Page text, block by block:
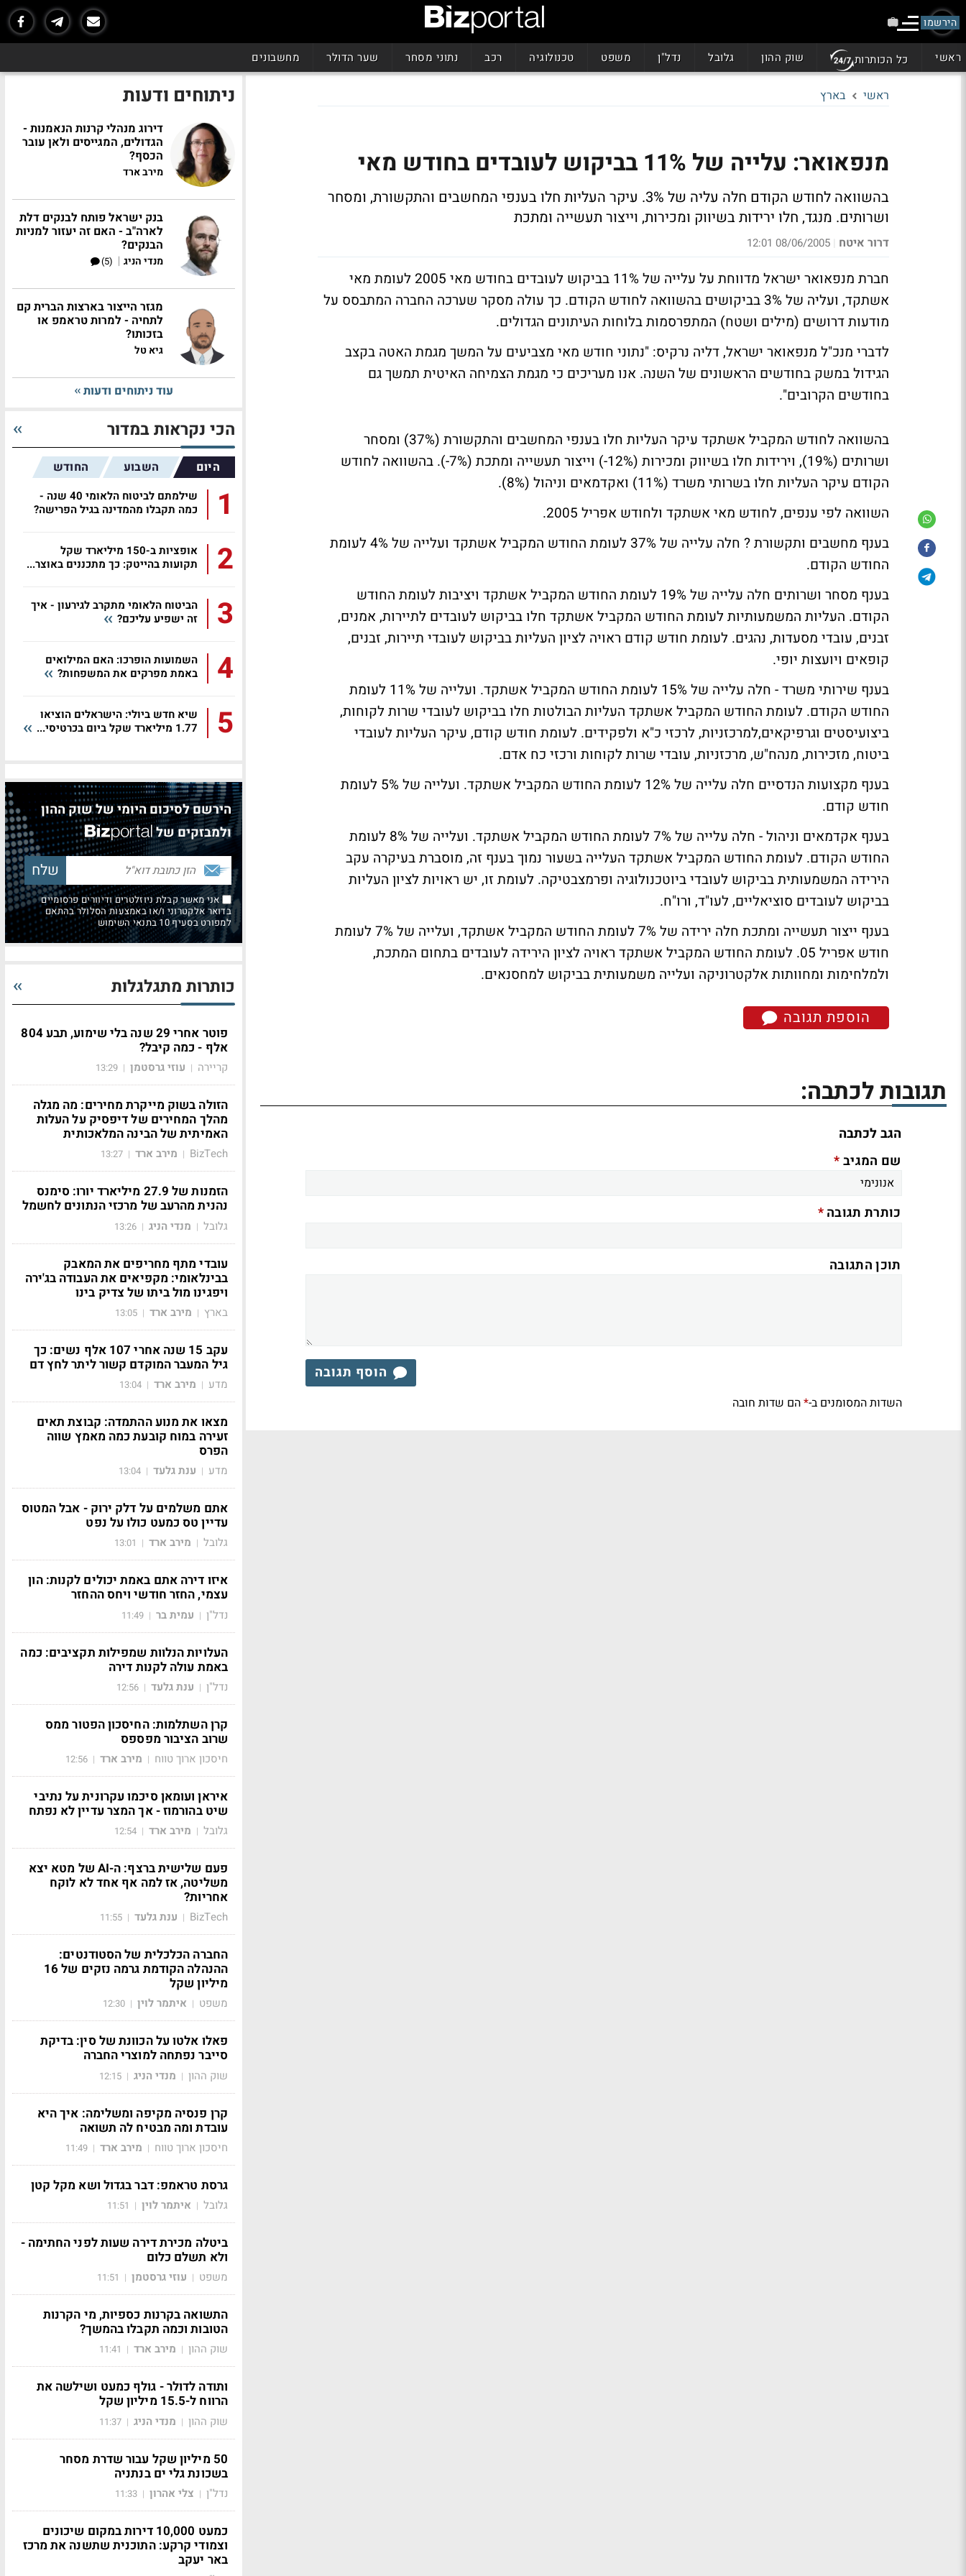
הירשמו
ראשי כל הכותרות שוק ההון גלובל נדל"ן משפט טכנולוגיה רכב נתוני מסחר שער הדולר מחשבונים
ראשי בארץ
מנפאואר: עלייה של 11% בביקוש לעובדים בחודש מאי
בהשוואה לחודש הקודם חלה עליה של 3%. עיקר העליות חלו בענפי המחשבים והתקשורת, ומסחר
ושרותים. מנגד, חלו ירידות בשיווק ומכירות, וייצור תעשייה ומתכת
דרור איטח |
08/06/2005 12:01
חברת מנפאואר ישראל מדווחת על עלייה של 11% בביקוש לעובדים בחודש מאי 2005 לעומת מאי
אשתקד, ועליה של 3% בביקושים בהשוואה לחודש הקודם. כך עולה מסקר שערכה החברה המתבסס על
מודעות דרושים (מילים ושטח) המתפרסמות בלוחות העיתונים הגדולים.
לדברי מנכ"ל מנפאואר ישראל, דליה נרקיס: "נתוני חודש מאי מצביעים על המשך מגמת האטה בקצב
הגידול במשק בחודשים הראשונים של השנה. אנו מעריכים כי מגמת הצמיחה האיטית תמשך גם
בחודשים הקרובים".
בהשוואה לחודש המקביל אשתקד עיקר העליות חלו בענפי המחשבים והתקשורת (37%) ומסחר
ושרותים (19%), וירידות חלו בשיווק ומכירות (12%-) וייצור תעשייה ומתכת (7%-). בהשוואה לחודש
הקודם עיקר העליות חלו בשרותי משרד (11%) ואקדמאים וניהול (8%).
השוואה לפי ענפים, לחודש מאי אשתקד ולחודש אפריל 2005
.
בענף מחשבים ותקשורת ? חלה עלייה של 37% לעומת החודש המקביל אשתקד ועלייה של 4% לעומת
החודש הקודם.
בענף מסחר ושרותים חלה עלייה של 19% לעומת החודש המקביל אשתקד ויציבות לעומת החודש
הקודם. העליות המשמעותיות לעומת החודש המקביל אשתקד חלו בביקוש לעובדים לתיירות, אמנים,
זבנים, עובדי מסעדות, נהגים. לעומת חודש קודם ראויה לציון העליות בביקוש לעובדי תיירות, זבנים,
קופאים ויועצות יופי.
בענף שירותי משרד - חלה עלייה של 15% לעומת החודש המקביל אשתקד. ועלייה של 11% לעומת
החודש הקודם. לעומת החודש המקביל אשתקד העליות הבולטות חלו בביקוש לעובדי שרות לקוחות,
ביצועיסטים וגרפיקאים,למרכזניות, לרכזי כ"א ולפקידים. לעומת חודש קודם, עיקר העליות לעובדי
ביטוח, מזכירות, מנהח"ש, מרכזניות, עובדי שרות לקוחות ורכזי כח אדם.
בענף מקצועות הנדסיים חלה עלייה של 12% לעומת החודש המקביל אשתקד. ועלייה של 5% לעומת
חודש קודם.
בענף אקדמאים וניהול - חלה עלייה של 7% לעומת החודש המקביל אשתקד. ועלייה של 8% לעומת
החודש הקודם. לעומת החודש המקביל אשתקד העלייה בשעור נמוך בענף זה, מוסברת בעיקרה עקב
הירידה המשמעותית בביקוש לעובדי ביוטכנולוגיה ופרמצבטיקה. לעומת זו, יש ראויות לציון העליות
בביקוש לעובדים סוציאליים, לעו"ד, ורו"ח.
בענף ייצור תעשייה ומתכת חלה ירידה של 7% לעומת החודש המקביל אשתקד, ועלייה של 7% לעומת
חודש אפריל 05. לעומת החודש המקביל אשתקד ראויה לציון הירידה לעובדים בתחום המתכת,
ולמלחימות ומחוותות אלקטרוניקה ועלייה משמעותית בביקוש למחסנאים.
הוספת תגובה
תגובות לכתבה:
הגב לכתבה
שם המגיב*
כותרת תגובה*
תוכן התגובה
הוסף תגובה
השדות המסומנים ב-*הם שדות חובה
ניתוחים ודעות
דירוג מנהלי קרנות הנאמנות -
הגדולים, המגייסים ולאן עובר
הכסף?
מירב ארד
בנק ישראל פותח לבנקים דלת
לארה"ב - האם זה יעזור למניות
הבנקים?
מנדי הניג |
(5)
מגזר הייצור בארצות הברית קם
לתחיה - למרות טראמפ או
בזכותו?
גיא טל
עוד ניתוחים ודעות
הכי נקראות במדור
היום השבוע החודש
1
שילמתם לביטוח הלאומי 40 שנה -
כמה תקבלו מהמדינה בגיל הפרישה?
2
אופציות ב-150 מיליארד שקל
תקועות בהייטק: כך מתכננים באוצר...
3
הביטוח הלאומי מתקרב לגירעון - איך
זה ישפיע עליכם?
4
השמועות הופרכו: האם המילואים
באמת מפרקים את המשפחות?
5
שיא חדש ביולי: הישראלים הוציאו
1.77 מיליארד שקל ביום בכרטיסי...
הירשם לסיכום היומי של שוק ההון
ולמבזקים של
אני מאשר קבלת ניוזלטרים ודיוורים פרסומיים
בדואר אלקטרוני ו/או באמצעות הסלולר בהתאם
למפורט בסעיף 10 בתנאי השימוש
כותרות מתגלגלות
פוטר אחרי 29 שנה בלי שימוע, תבע 804
אלף - כמה קיבל?
קריירה | עוזי גרסטמן |
13:29
הזולה בשוק מייקרת מחירים: מה מגלה
מהלך המחירים של דיפסיק על העלות
האמיתית של הבינה המלאכותית
BizTech
| מירב ארד |
13:27
הזמנות של 27.9 מיליארד יורו: סימנס
נהנית מהרעב של מרכזי הנתונים לחשמל
גלובל | מנדי הניג |
13:26
עובדי מתף מחריפים את המאבק
בבינלאומי: מקפיאים את העבודה בג'ירה
ויפגינו מול ביתו של צדיק בינו
בארץ | מירב ארד |
13:05
עקב 15 שנה אחרי 107 אלף נשים: כך
גיל המעבר המוקדם קשור ליתר לחץ דם
מדע | מירב ארד |
13:04
מצאו את מנוע ההתמדה: קבוצת תאים
זעירה במוח קובעת כמה מאמץ שווה
הפרס
מדע | ענת גלעד |
13:04
אתם משלמים על דלק ירוק - אבל המטוס
עדיין טס כמעט כולו על נפט
גלובל | מירב ארד |
13:01
איזו דירה אתם באמת יכולים לקנות: הון
עצמי, החזר חודשי ויחס ההחזר
נדל"ן | עמית בר |
11:49
העלויות הנלוות שמפילות תקציבים: כמה
באמת עולה לקנות דירה
נדל"ן | ענת גלעד |
12:56
קרן השתלמות: החיסכון הפטור ממס
שרוב הציבור מפספס
חיסכון ארוך טווח | מירב ארד |
12:56
איראן ועומאן סיכמו עקרונית על נתיבי
שיט בהורמוז - אך המצר עדיין לא נפתח
גלובל | מירב ארד |
12:54
פעם שלישית ברצף: ה-AI של מטא יצא
משליטה, אז למה אף אחד לא לוקח
אחריות?
BizTech
| ענת גלעד |
11:55
החברה הכלכלית של הסטודנטים:
ההנהלה הקודמת גרמה נזקים של 16
מיליון שקל
משפט | איתמר לוין |
12:30
פאלו אלטו על הכוונת של סין: בדיקת
סייבר נפתחה למוצרי החברה
שוק ההון | מנדי הניג |
12:15
קרן פנסיה מקיפה ומשלימה: איך היא
עובדת ומה מבטיח לה תשואה
חיסכון ארוך טווח | מירב ארד |
11:49
גרסת טראמפ: דבר בגדול ושא מקל קטן
גלובל | איתמר לוין |
11:51
ביטלה מכירת דירה שעות לפני החתימה -
ולא תשלם כלום
משפט | עוזי גרסטמן |
11:51
התשואה בקרנות כספיות, מי הקרנות
הטובות וכמה תקבלו בהמשך?
שוק ההון | מירב ארד |
11:41
ותודה לדולר - גולף כמעט ושילשה את
הרווח ל-15.5 מיליון שקל
שוק ההון | מנדי הניג |
11:37
50 מיליון שקל עבור שדרת מסחר
בשכונת גלי ים בנתניה
נדל"ן | צלי אהרון |
11:33
כמעט 10,000 דירות במקום שיכונים
וצמודי קרקע: התוכנית שתשנה את מרכז
באר יעקב